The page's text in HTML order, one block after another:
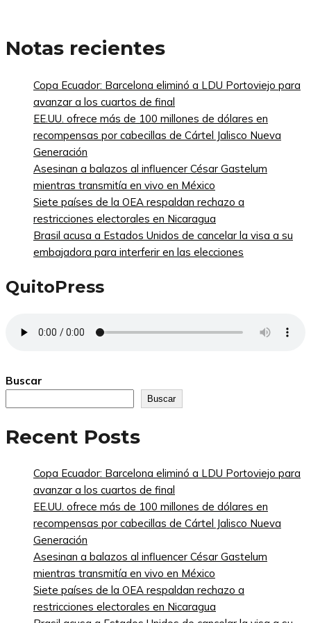
Notas recientes
Copa Ecuador: Barcelona eliminó a LDU Portoviejo para
avanzar a los cuartos de final
EE.UU. ofrece más de 100 millones de dólares en
recompensas por cabecillas de Cártel Jalisco Nueva
Generación
Asesinan a balazos al influencer César Gastelum
mientras transmitía en vivo en México
Siete países de la OEA respaldan rechazo a
restricciones electorales en Nicaragua
Brasil acusa a Estados Unidos de cancelar la visa a su
embajadora para interferir en las elecciones
QuitoPress
Buscar
Buscar
Recent Posts
Copa Ecuador: Barcelona eliminó a LDU Portoviejo para
avanzar a los cuartos de final
EE.UU. ofrece más de 100 millones de dólares en
recompensas por cabecillas de Cártel Jalisco Nueva
Generación
Asesinan a balazos al influencer César Gastelum
mientras transmitía en vivo en México
Siete países de la OEA respaldan rechazo a
restricciones electorales en Nicaragua